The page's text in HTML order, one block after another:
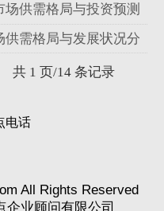
供需格局与投资预测
供需格局与发展状况分
共 1 页/14 条记录
电话
All Rights Reserved
企业顾问有限公司